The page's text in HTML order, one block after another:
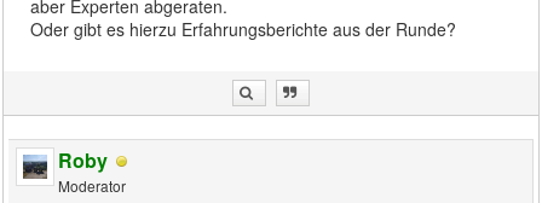
aber Experten abgeraten.
Oder gibt es hierzu Erfahrungsberichte aus der Runde?
Roby
Moderator